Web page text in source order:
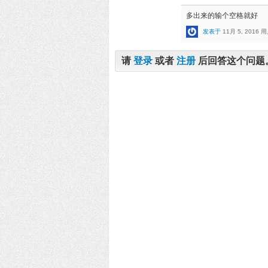
多出来的输个空格就好
发表于 11月 5, 2016 用
请登录 或者 注册 后回答这个问题